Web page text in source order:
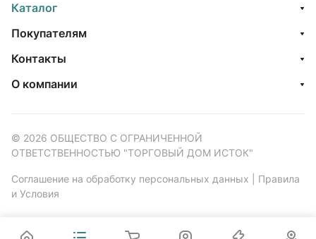
Каталог
Покупателям
Контакты
О компании
© 2026 ОБЩЕСТВО С ОГРАНИЧЕННОЙ
ОТВЕТСТВЕННОСТЬЮ "ТОРГОВЫЙ ДОМ ИСТОК"
Соглашение на обработку персональных данных
Правила
и Условия